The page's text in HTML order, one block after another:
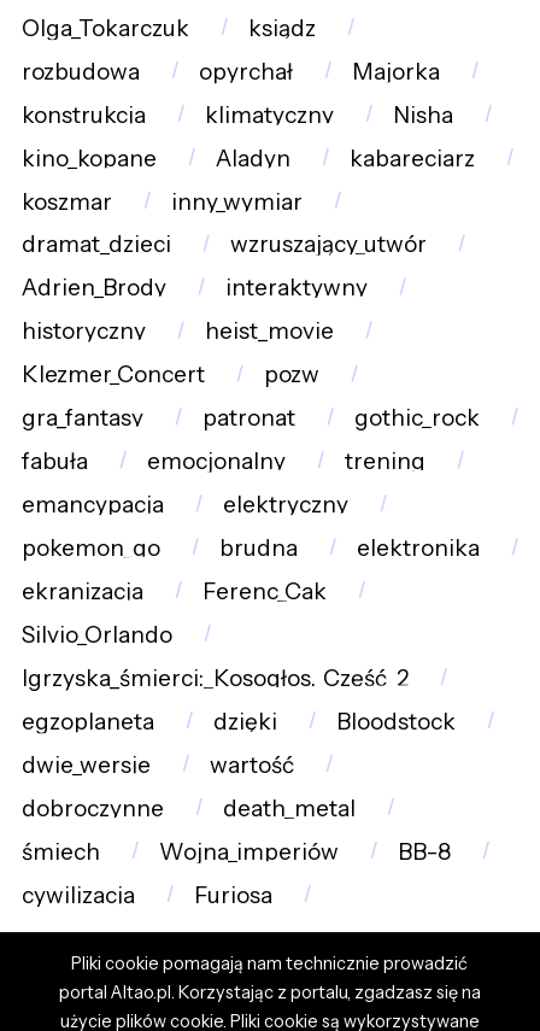
Olga_Tokarczuk
ksiądz
rozbudowa
opyrchał
Majorka
konstrukcja
klimatyczny
Nisha
kino_kopane
Aladyn
kabareciarz
koszmar
inny_wymiar
dramat_dzieci
wzruszający_utwór
Adrien_Brody
interaktywny
historyczny
heist_movie
Klezmer_Concert
pozw
gra_fantasy
patronat
gothic_rock
fabuła
emocjonalny
trening
emancypacja
elektryczny
pokemon_go
brudna
elektronika
ekranizacja
Ferenc_Cak
Silvio_Orlando
Igrzyska_śmierci:_Kosogłos._Część_2
egzoplaneta
dzięki
Bloodstock
dwie_wersje
wartość
dobroczynne
death_metal
śmiech
Wojna_imperiów
BB-8
cywilizacja
Furiosa
Pliki cookie pomagają nam technicznie prowadzić
portal Altao.pl. Korzystając z portalu, zgadzasz się na
użycie plików cookie. Pliki cookie są wykorzystywane